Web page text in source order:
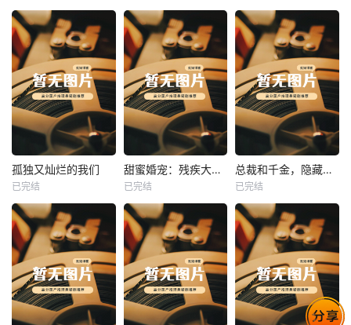
未知 未知 未知
热播
未知
孤独又灿烂的我们
已完结
热播
未知
甜蜜婚宠：残疾大佬夜夜撩
已完结
热播
未知
总裁和千金，隐藏身份闪婚了
已完结